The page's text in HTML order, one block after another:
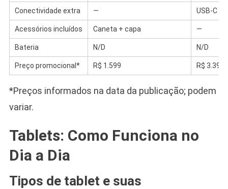
Conectividade extra — USB-C
Acessórios incluídos Caneta + capa —
Bateria N/D N/D
Preço promocional* R$ 1.599 R$ 3.399
*Preços informados na data da publicação; podem
variar.
Tablets: Como Funciona no
Dia a Dia
Tipos de tablet e suas